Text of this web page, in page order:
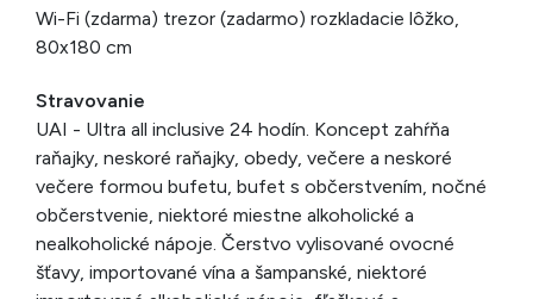
Wi-Fi (zdarma) trezor (zadarmo) rozkladacie lôžko,
80x180 cm
Stravovanie
UAI - Ultra all inclusive 24 hodín. Koncept zahŕňa
raňajky, neskoré raňajky, obedy, večere a neskoré
večere formou bufetu, bufet s občerstvením, nočné
občerstvenie, niektoré miestne alkoholické a
nealkoholické nápoje. Čerstvo vylisované ovocné
šťavy, importované vína a šampanské, niektoré